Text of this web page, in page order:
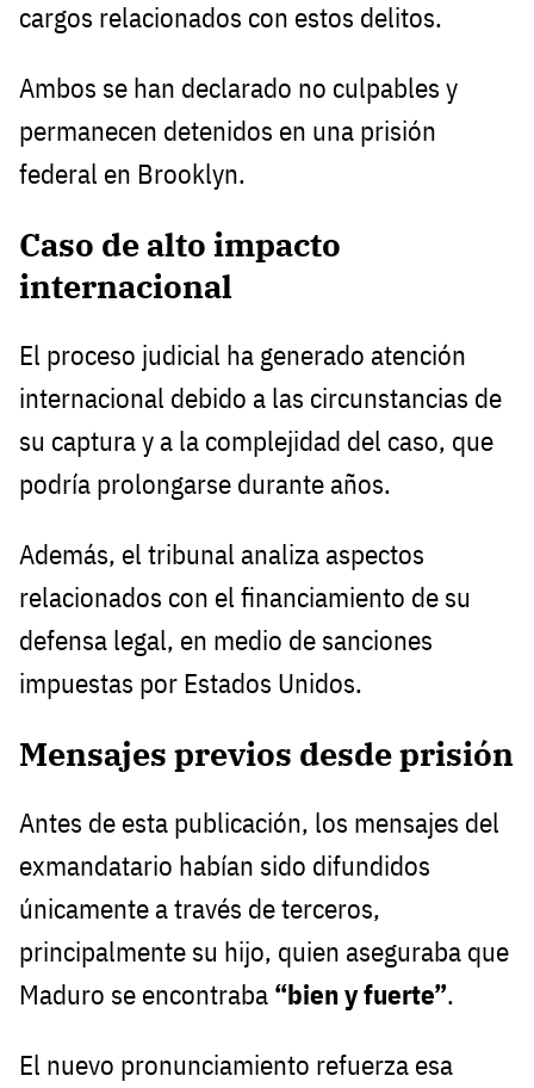
cargos relacionados con estos delitos.
Ambos se han declarado no culpables y
permanecen detenidos en una prisión
federal en Brooklyn.
Caso de alto impacto
internacional
El proceso judicial ha generado atención
internacional debido a las circunstancias de
su captura y a la complejidad del caso, que
podría prolongarse durante años.
Además, el tribunal analiza aspectos
relacionados con el financiamiento de su
defensa legal, en medio de sanciones
impuestas por Estados Unidos.
Mensajes previos desde prisión
Antes de esta publicación, los mensajes del
exmandatario habían sido difundidos
únicamente a través de terceros,
principalmente su hijo, quien aseguraba que
Maduro se encontraba “bien y fuerte”.
El nuevo pronunciamiento refuerza esa